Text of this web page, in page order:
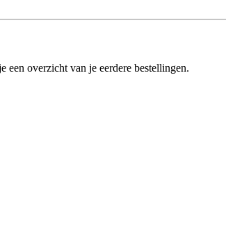
een overzicht van je eerdere bestellingen.